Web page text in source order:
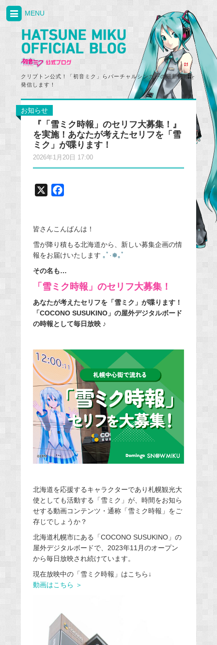
クリプトン公式！「初音ミク」らバーチャルシンガーの最新情報を
発信します！
MENU
お知らせ
『「雪ミク時報」のセリフ大募集！』
を実施！あなたが考えたセリフを「雪
ミク」が喋ります！
2026年1月20日 17:00
e
b
o
皆さんこんばんは！
雪が降り積もる北海道から、新しい募集企画の情
報をお届けいたします ｡ﾟ·❅｡ﾟ
その名も…
「雪ミク時報」のセリフ大募集！
あなたが考えたセリフを「雪ミク」が喋ります！
「COCONO SUSUKINO」の屋外デジタルボード
の時報として毎日放映 ♪
北海道を応援するキャラクターであり札幌観光大
使としても活動する「雪ミク」が、時間をお知ら
せする動画コンテンツ・通称「雪ミク時報」をご
存じでしょうか？
北海道札幌市にある「COCONO SUSUKINO」の
屋外デジタルボードで、2023年11月のオープン
から毎日放映され続けています。
現在放映中の「雪ミク時報」はこちら↓
動画はこちら ＞